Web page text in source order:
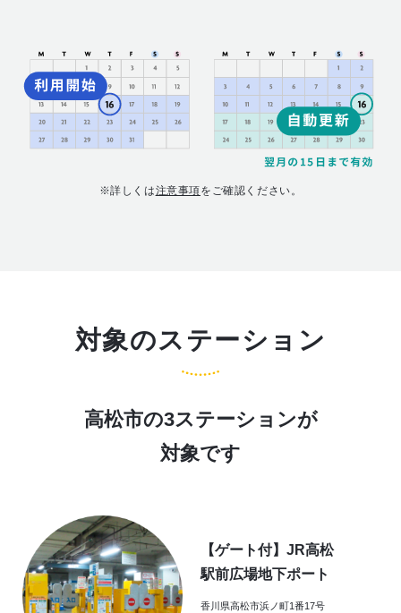
※詳しくは注意事項をご確認ください。
対象のステーション
高松市の3ステーションが
対象です
【ゲート付】JR高松
駅前広場地下ポート
香川県高松市浜ノ町1番17号